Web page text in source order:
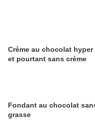
Crème au chocolat
et pourtant sans crème
Fondant au chocolat
grasse